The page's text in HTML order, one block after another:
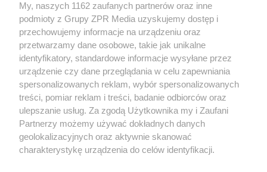
Żaden utwór zamieszczony w serwisie nie może być powielany i
rozpowszechniany lub dalej rozpowszechniany w jakikolwiek sposób (w
tym także elektroniczny lub mechaniczny) na jakimkolwiek polu
eksploatacji w jakiejkolwiek formie, włącznie z umieszczaniem w
Internecie bez pisemnej zgody właściciela praw. Jakiekolwiek użycie lub
wykorzystanie utworów w całości lub w części z naruszeniem prawa,
tzn. bez właściwej zgody, jest zabronione pod groźbą kary i może być
ścigane prawnie.
My, naszych 1162 zaufanych partnerów oraz inne
podmioty z Grupy ZPR Media uzyskujemy dostęp i
przechowujemy informacje na urządzeniu oraz
przetwarzamy dane osobowe, takie jak unikalne
identyfikatory, standardowe informacje wysyłane przez
urządzenie czy dane przeglądania w celu zapewniania
spersonalizowanych reklam, wybór spersonalizowanych
treści, pomiar reklam i treści, badanie odbiorców oraz
ulepszanie usług. Za zgodą Użytkownika my i Zaufani
Partnerzy możemy używać dokładnych danych
geolokalizacyjnych oraz aktywnie skanować
charakterystykę urządzenia do celów identyfikacji.